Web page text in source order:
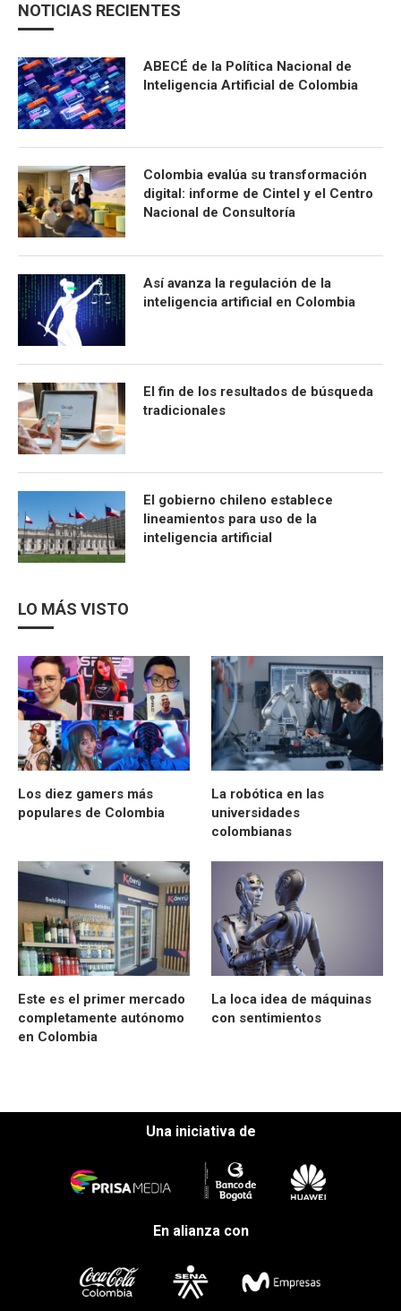
NOTICIAS RECIENTES
ABECÉ de la Política Nacional de
Inteligencia Artificial de Colombia
Colombia evalúa su transformación
digital: informe de Cintel y el Centro
Nacional de Consultoría
Así avanza la regulación de la
inteligencia artificial en Colombia
El fin de los resultados de búsqueda
tradicionales
El gobierno chileno establece
lineamientos para uso de la
inteligencia artificial
LO MÁS VISTO
Los diez gamers más
populares de Colombia
La robótica en las
universidades
colombianas
Este es el primer mercado
completamente autónomo
en Colombia
La loca idea de máquinas
con sentimientos
Una iniciativa de
En alianza con